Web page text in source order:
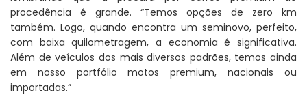
procedência é grande. “Temos opções de zero km
também. Logo, quando encontra um seminovo, perfeito,
com baixa quilometragem, a economia é significativa.
Além de veículos dos mais diversos padrões, temos ainda
em nosso portfólio motos premium, nacionais ou
importadas.”